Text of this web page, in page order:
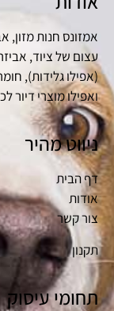
אמזונס חנות מזון,
עצום של ציוד,
(אפילו גלידות),
ואפילו מוצרי דיור
ניווט מהיר
דף הבית
אודות
צור קשר
תקנון
תחומי עיסוק